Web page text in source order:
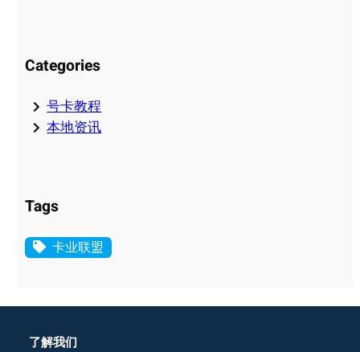
Categories
号卡教程
本地资讯
Tags
卡业联盟
了解我们